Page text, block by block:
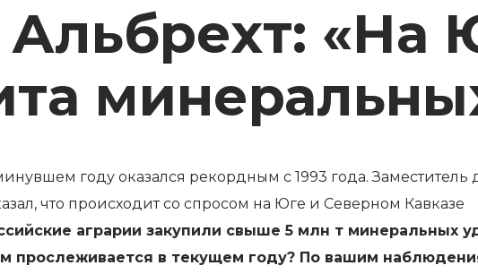
«На
году оказался рекордным с 1993 года. Заместитель
что происходит со спросом на Юге и Северном Кавказе
аграрии закупили свыше 5 млн т минеральных
прослеживается в текущем году? По вашим